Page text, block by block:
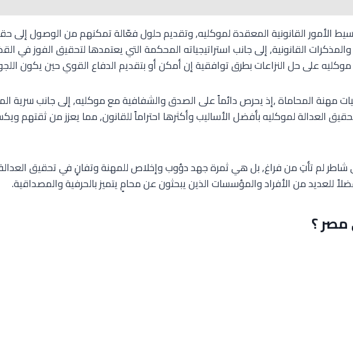
الأمور القانونية المعقدة لموكليه, وتقديم حلول فعّالة تمكنهم من الوصول إلى
القانونية, إلى جانب استراتيجياته المحكمة التي يعتمدها لتحقيق الفوز في
موكليه على حل النزاعات بطرق توافقية إن أمكن أو بتقديم الدفاع القوي حين يكون
مهنة المحاماة ,إذ يحرص دائماً على الصدق والشفافية مع موكليه, إلى جانب سرية
العدالة لموكليه بأفضل الأساليب وأكثرها احتراماً للقانون, مما يعزز من
لم تأتِ من فراغ, بل هي ثمرة جهد دؤوب وإخلاص للمهنة وتفانٍ في تحقيق
للعديد من الأفراد والمؤسسات الذين يبحثون عن محامٍ يتميز بالحرفية والمصداقية.
؟